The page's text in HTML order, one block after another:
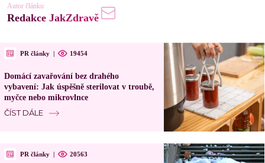
Autor článku
Redakce JakZdravě
PR články | 19454
Domácí zavařování bez drahého
vybavení: Jak úspěšně sterilovat v troubě,
myčce nebo mikrovlnce
ČÍST DÁLE
PR články | 20563